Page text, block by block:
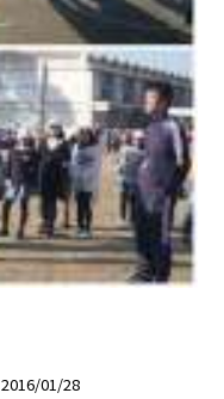
2016/01/28